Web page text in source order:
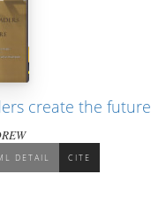
create the future
DETAIL CITE